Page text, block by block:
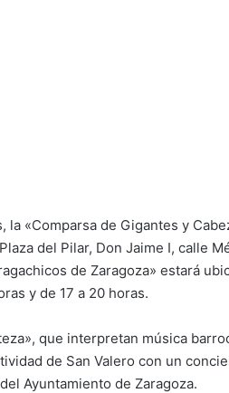
la «Comparsa de Gigantes y
del Pilar, Don Jaime I, calle
de Zaragoza» estará
y de 17 a 20 horas.
que interpretan música
de San Valero con un
Ayuntamiento de Zaragoza.